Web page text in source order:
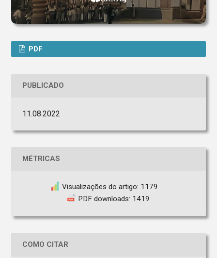
PDF
PUBLICADO
11.08.2022
MÉTRICAS
Visualizações do artigo: 1179
PDF downloads: 1419
COMO CITAR